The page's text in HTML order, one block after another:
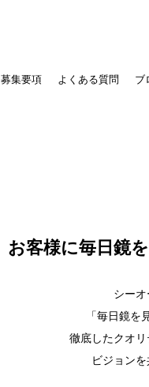
募集要項 よくある質問 ブ
お客様に毎日鏡
シー
「毎日鏡を
徹底したクオリ
ビジョン